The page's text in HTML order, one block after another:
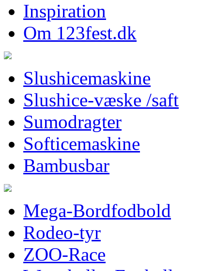
Inspiration
Om 123fest.dk
Slushicemaskine
Slushice-væske /saft
Sumodragter
Softicemaskine
Bambusbar
Mega-Bordfodbold
Rodeo-tyr
ZOO-Race